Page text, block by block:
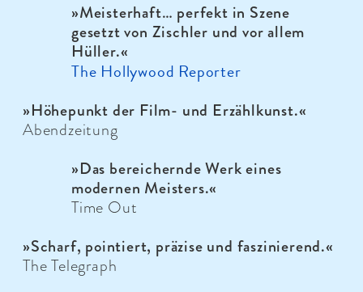
»Meisterhaft… perfekt in Szene
gesetzt von Zischler und vor allem
Hüller.«
The Hollywood Reporter
»Höhepunkt der Film- und Erzählkunst.«
Abendzeitung
»Das bereichernde Werk eines
modernen Meisters.«
Time Out
»Scharf, pointiert, präzise und faszinierend.«
The Telegraph